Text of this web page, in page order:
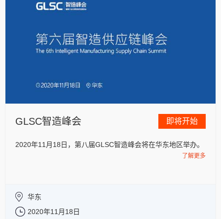
GLSC智造峰会 即将开始
2020年11月18日，第八届GLSC智造峰会将在华东地区举办。
了解更多
华东
2020年11月18日